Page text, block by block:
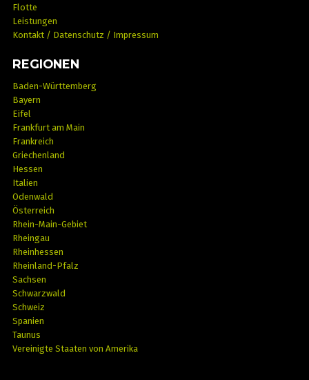
Flotte
Leistungen
Kontakt / Datenschutz / Impressum
REGIONEN
Baden-Württemberg
Bayern
Eifel
Frankfurt am Main
Frankreich
Griechenland
Hessen
Italien
Odenwald
Österreich
Rhein-Main-Gebiet
Rheingau
Rheinhessen
Rheinland-Pfalz
Sachsen
Schwarzwald
Schweiz
Spanien
Taunus
Vereinigte Staaten von Amerika